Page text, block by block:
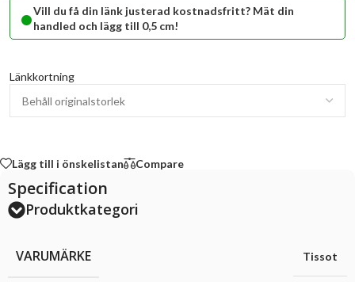
•Vill du få din länk justerad kostnadsfritt? Mät din
handled och lägg till 0,5 cm!
Länkkortning
Lägg till i önskelistan Compare
Specification
Produktkategori
VARUMÄRKE Tissot